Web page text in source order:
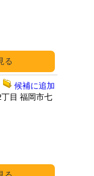
目 福岡市七
候補に追加